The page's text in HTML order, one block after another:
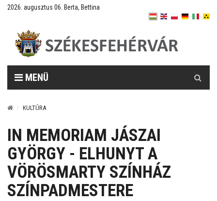
2026. augusztus 06. Berta, Bettina
MENÜ
KULTÚRA
IN MEMORIAM JÁSZAI
GYÖRGY - ELHUNYT A
VÖRÖSMARTY SZÍNHÁZ
SZÍNPADMESTERE